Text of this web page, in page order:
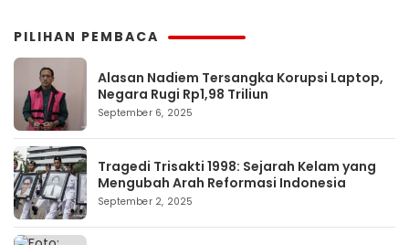
PILIHAN PEMBACA
Alasan Nadiem Tersangka Korupsi Laptop,
Negara Rugi Rp1,98 Triliun
September 6, 2025
Tragedi Trisakti 1998: Sejarah Kelam yang
Mengubah Arah Reformasi Indonesia
September 2, 2025